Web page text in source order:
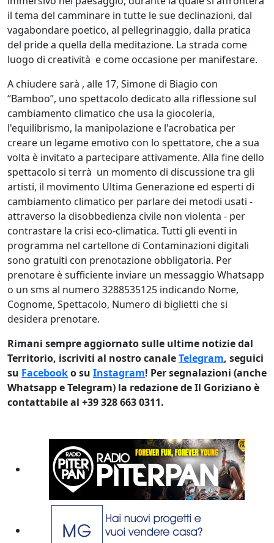
il tema del camminare in tutte le sue declinazioni, dal
vagabondare poetico, al pellegrinaggio, dalla pratica
del pride a quella della meditazione. La strada come
luogo di creatività e come occasione per manifestare.
A chiudere sarà , alle 17, Simone di Biagio con
“Bamboo”, uno spettacolo dedicato alla riflessione sul
cambiamento climatico che usa la giocoleria,
l'equilibrismo, la manipolazione e l'acrobatica per
creare un legame emotivo con lo spettatore, che a sua
volta è invitato a partecipare attivamente. Alla fine dello
spettacolo si terrà un momento di discussione tra gli
artisti, il movimento Ultima Generazione ed esperti di
cambiamento climatico per parlare dei metodi usati -
attraverso la disobbedienza civile non violenta - per
contrastare la crisi eco-climatica. Tutti gli eventi in
programma nel cartellone di Contaminazioni digitali
sono gratuiti con prenotazione obbligatoria. Per
prenotare è sufficiente inviare un messaggio Whatsapp
o un sms al numero 3288535125 indicando Nome,
Cognome, Spettacolo, Numero di biglietti che si
desidera prenotare.
Rimani sempre aggiornato sulle ultime notizie dal
Territorio, iscriviti al nostro canaleTelegram, seguici
su Facebooko su Instagram! Per segnalazioni (anche
Whatsapp e Telegram) la redazione de Il Goriziano è
contattabile al +39 328 663 0311.